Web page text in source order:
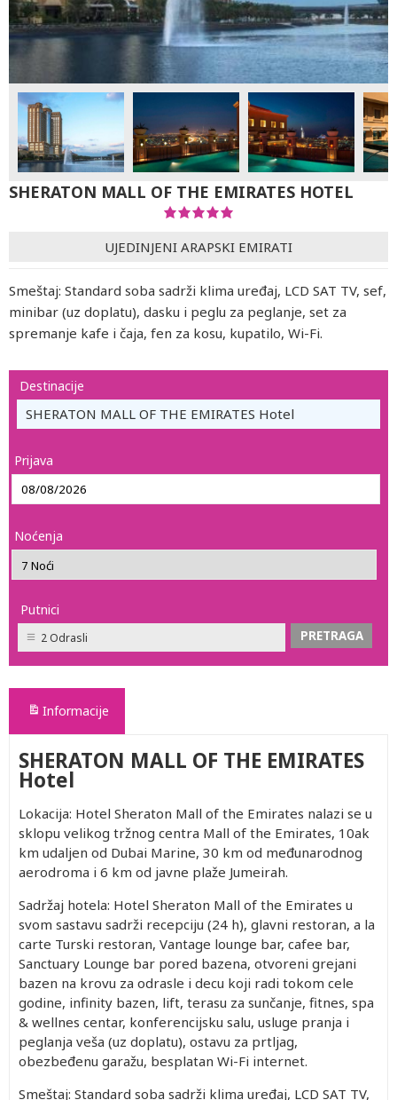
SHERATON MALL OF THE EMIRATES HOTEL
UJEDINJENI ARAPSKI EMIRATI
Smeštaj: Standard soba sadrži klima uređaj, LCD SAT TV, sef,
minibar (uz doplatu), dasku i peglu za peglanje, set za
spremanje kafe i čaja, fen za kosu, kupatilo, Wi-Fi.
Destinacije
SHERATON MALL OF THE EMIRATES Hotel
Prijava
Noćenja
Putnici
2 Odrasli
Informacije
SHERATON MALL OF THE EMIRATES
Hotel
Lokacija: Hotel Sheraton Mall of the Emirates nalazi se u
sklopu velikog tržnog centra Mall of the Emirates, 10ak
km udaljen od Dubai Marine, 30 km od međunarodnog
aerodroma i 6 km od javne plaže Jumeirah.
Sadržaj hotela: Hotel Sheraton Mall of the Emirates u
svom sastavu sadrži recepciju (24 h), glavni restoran, a la
carte Turski restoran, Vantage lounge bar, cafee bar,
Sanctuary Lounge bar pored bazena, otvoreni grejani
bazen na krovu za odrasle i decu koji radi tokom cele
godine, infinity bazen, lift, terasu za sunčanje, fitnes, spa
& wellnes centar, konferencijsku salu, usluge pranja i
peglanja veša (uz doplatu), ostavu za prtljag,
obezbeđenu garažu, besplatan Wi-Fi internet.
Smeštaj: Standard soba sadrži klima uređaj, LCD SAT TV,